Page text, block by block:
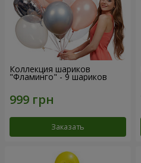
Коллекция шариков
"Фламинго" - 9 шариков
Заказать